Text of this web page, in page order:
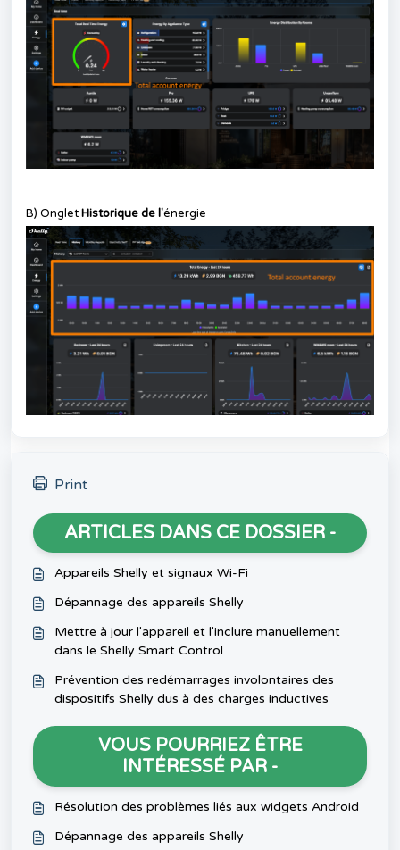
B) OngletHistorique de l'énergie
Print
ARTICLES DANS CE DOSSIER -
Appareils Shelly et signaux Wi-Fi
Dépannage des appareils Shelly
Mettre à jour l'appareil et l'inclure manuellement
dans le Shelly Smart Control
Prévention des redémarrages involontaires des
dispositifs Shelly dus à des charges inductives
VOUS POURRIEZ ÊTRE
INTÉRESSÉ PAR -
Résolution des problèmes liés aux widgets Android
Dépannage des appareils Shelly